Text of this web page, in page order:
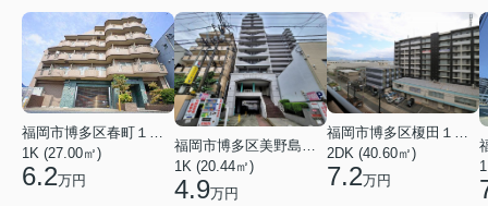
1K (27.00㎡)
6.2万円
福岡市博多区美野島１丁目
1K (20.44㎡)
4.9万円
福岡市博多区榎田１丁目
2DK (40.60㎡)
7.2万円